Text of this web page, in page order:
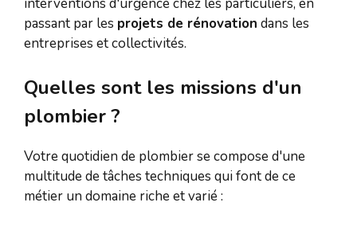
passant par les projets de rénovation dans les
entreprises et collectivités.
Quelles sont les missions d'un
plombier ?
Votre quotidien de plombier se compose d'une
multitude de tâches techniques qui font de ce
métier un domaine riche et varié :